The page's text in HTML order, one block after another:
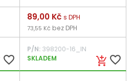
favorite_border add_shopping_cart favorite_border
Cena
89,00 Kč s DPH
73,55 Kč bez DPH
P/N:398200-16_IN
SKLADEM